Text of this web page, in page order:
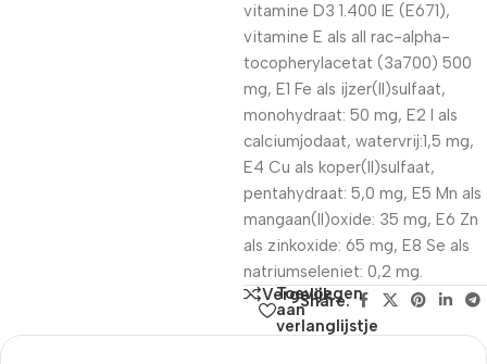
vitamine D3 1.400 IE (E671),
vitamine E als all rac-alpha-
tocopherylacetat (3a700) 500
mg, E1 Fe als ijzer(II)sulfaat,
monohydraat: 50 mg, E2 I als
calciumjodaat, watervrij:1,5 mg,
E4 Cu als koper(II)sulfaat,
pentahydraat: 5,0 mg, E5 Mn als
mangaan(II)oxide: 35 mg, E6 Zn
als zinkoxide: 65 mg, E8 Se als
natriumseleniet: 0,2 mg.
Vergelijk
Toevoegen
aan
verlanglijstje
Share: